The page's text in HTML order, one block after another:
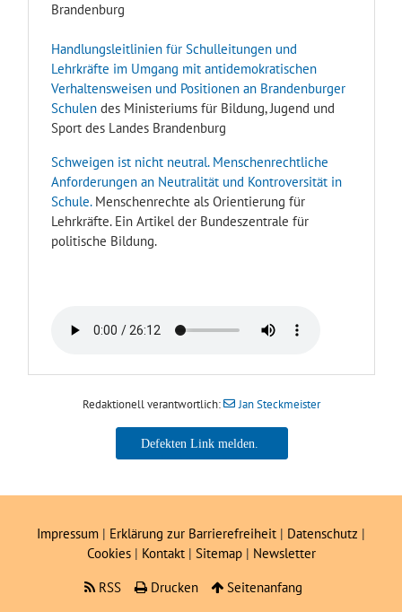
Brandenburg
Handlungsleitlinien für Schulleitungen und
Lehrkräfte im Umgang mit antidemokratischen
Verhaltensweisen und Positionen an Brandenburger
Schulen des Ministeriums für Bildung, Jugend und
Sport des Landes Brandenburg
Schweigen ist nicht neutral. Menschenrechtliche
Anforderungen an Neutralität und Kontroversität in
Schule.Menschenrechte als Orientierung für
Lehrkräfte. Ein Artikel der Bundeszentrale für
politische Bildung.
Redaktionell verantwortlich: Jan Steckmeister
Jan Steckmeister
Impressum | Erklärung zur Barrierefreiheit | Datenschutz |
Cookies| Kontakt | Sitemap| Newsletter
RSS
Drucken Seitenanfang